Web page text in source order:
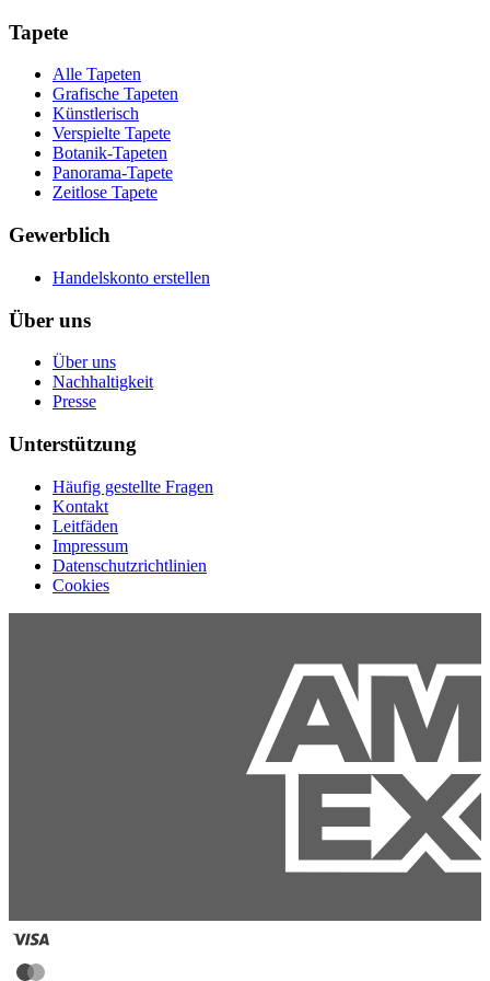
Tapete
Alle Tapeten
Grafische Tapeten
Künstlerisch
Verspielte Tapete
Botanik-Tapeten
Panorama-Tapete
Zeitlose Tapete
Gewerblich
Handelskonto erstellen
Über uns
Über uns
Nachhaltigkeit
Presse
Unterstützung
Häufig gestellte Fragen
Kontakt
Leitfäden
Impressum
Datenschutzrichtlinien
Cookies